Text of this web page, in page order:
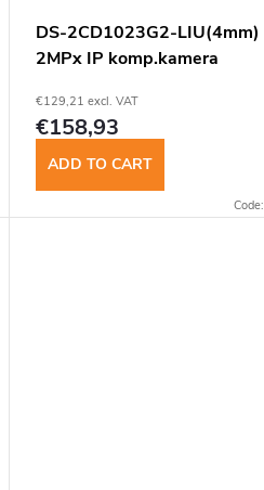
DS-2CD1023G2-LIU(4mm)
2MPx IP komp.kamera
€129,21 excl. VAT
€158,93
ADD TO CART
Code: